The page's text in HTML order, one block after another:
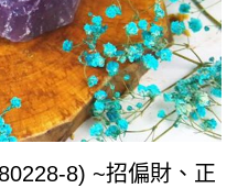
8) ~招偏財、正